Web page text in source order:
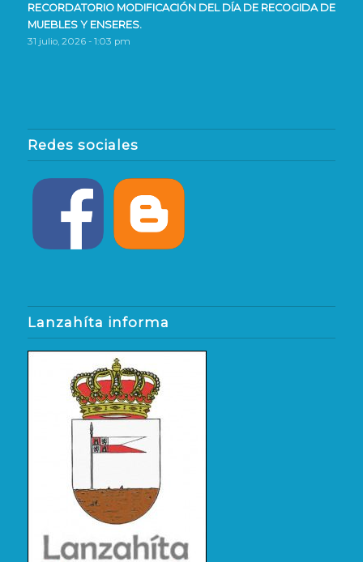
RECORDATORIO MODIFICACIÓN DEL DÍA DE RECOGIDA DE
MUEBLES Y ENSERES.
31 julio, 2026 - 1:03 pm
Redes sociales
Lanzahíta informa